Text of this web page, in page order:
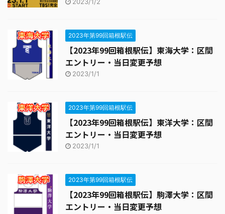
2023年第99回箱根駅伝
【2023年99回箱根駅伝】東海大学：区間
エントリー・当日変更予想
2023/1/1
2023年第99回箱根駅伝
【2023年99回箱根駅伝】東洋大学：区間
エントリー・当日変更予想
2023/1/1
2023年第99回箱根駅伝
【2023年99回箱根駅伝】駒澤大学：区間
エントリー・当日変更予想